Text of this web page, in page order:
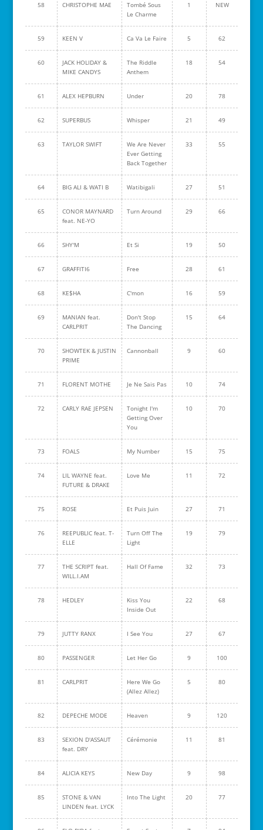
58 CHRISTOPHE MAE
Tombé Sous
Le Charme
1 NEW
59 KEEN V Ca Va Le Faire 5 62
60
JACK HOLIDAY &
MIKE CANDYS
The Riddle
Anthem
18 54
61 ALEX HEPBURN Under 20 78
62 SUPERBUS Whisper 21 49
63 TAYLOR SWIFT
We Are Never
Ever Getting
Back Together
33 55
64 BIG ALI & WATI B Watibigali 27 51
65
CONOR MAYNARD
feat. NE-YO
Turn Around 29 66
66 SHY'M Et Si 19 50
67 GRAFFITI6 Free 28 61
68 KE$HA C'mon 16 59
69
MANIAN feat.
CARLPRIT
Don't Stop
The Dancing
15 64
70
SHOWTEK & JUSTIN
PRIME
Cannonball 9 60
71 FLORENT MOTHE Je Ne Sais Pas 10 74
72 CARLY RAE JEPSEN
Tonight I'm
Getting Over
You
10 70
73 FOALS My Number 15 75
74
LIL WAYNE feat.
FUTURE & DRAKE
Love Me 11 72
75 ROSE Et Puis Juin 27 71
76
REEPUBLIC feat. T-
ELLE
Turn Off The
Light
19 79
77
THE SCRIPT feat.
WILL.I.AM
Hall Of Fame 32 73
78 HEDLEY
Kiss You
Inside Out
22 68
79 JUTTY RANX I See You 27 67
80 PASSENGER Let Her Go 9 100
81 CARLPRIT
Here We Go
(Allez Allez)
5 80
82 DEPECHE MODE Heaven 9 120
83
SEXION D'ASSAUT
feat. DRY
Cérémonie 11 81
84 ALICIA KEYS New Day 9 98
85
STONE & VAN
LINDEN feat. LYCK
Into The Light 20 77